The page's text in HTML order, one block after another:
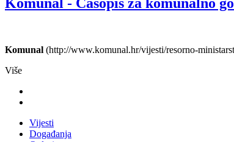
Komunal (http://www.komunal.hr/vijesti/resorno-
Više
Vijesti
Događanja